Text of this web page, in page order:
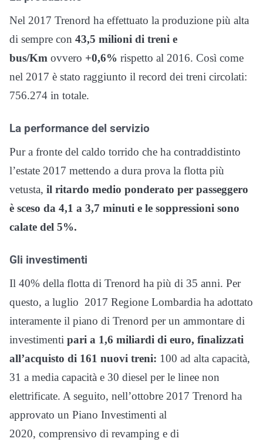
Nel 2017 Trenord ha effettuato la produzione più alta
di sempre con 43,5 milioni di treni e
bus/Km ovvero +0,6% rispetto al 2016. Così come
nel 2017 è stato raggiunto il record dei treni circolati:
756.274 in totale.
La performance del servizio
Pur a fronte del caldo torrido che ha contraddistinto
l’estate 2017 mettendo a dura prova la flotta più
vetusta, il ritardo medio ponderato per passeggero
è sceso da 4,1 a 3,7 minuti e le soppressioni sono
calate del 5%.
Gli investimenti
Il 40% della flotta di Trenord ha più di 35 anni. Per
questo, a luglio 2017 Regione Lombardia ha adottato
interamente il piano di Trenord per un ammontare di
investimenti pari a 1,6 miliardi di euro, finalizzati
all’acquisto di 161 nuovi treni: 100 ad alta capacità,
31 a media capacità e 30 diesel per le linee non
elettrificate. A seguito, nell’ottobre 2017 Trenord ha
approvato un Piano Investimenti al
2020, comprensivo di revamping e di